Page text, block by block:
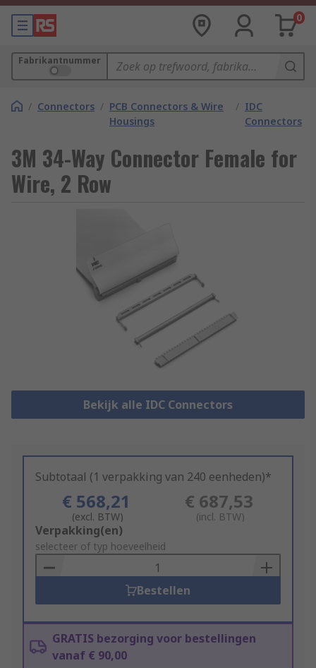
0
Fabrikantnummer
/ Connectors / PCB Connectors & Wire
Housings
/ IDC
Connectors
3M 34-Way Connector Female for
Wire, 2 Row
Bekijk alle IDC Connectors
Subtotaal (1 verpakking van 240 eenheden)*
€ 568,21
(excl. BTW)
€ 687,53
(incl. BTW)
Add
to
Basket
Verpakking(en)
selecteer of typ hoeveelheid
Bestellen
GRATIS bezorging voor bestellingen
vanaf € 90,00